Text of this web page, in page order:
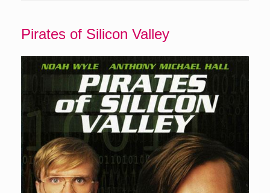
Pirates of Silicon Valley